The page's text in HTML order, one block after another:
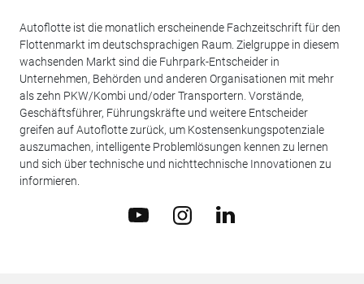
Autoflotte ist die monatlich erscheinende Fachzeitschrift für den
Flottenmarkt im deutschsprachigen Raum. Zielgruppe in diesem
wachsenden Markt sind die Fuhrpark-Entscheider in
Unternehmen, Behörden und anderen Organisationen mit mehr
als zehn PKW/Kombi und/oder Transportern. Vorstände,
Geschäftsführer, Führungskräfte und weitere Entscheider
greifen auf Autoflotte zurück, um Kostensenkungspotenziale
auszumachen, intelligente Problemlösungen kennen zu lernen
und sich über technische und nichttechnische Innovationen zu
informieren.